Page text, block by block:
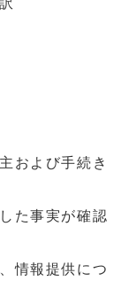
および手続き
た事実が確認
情報提供につ